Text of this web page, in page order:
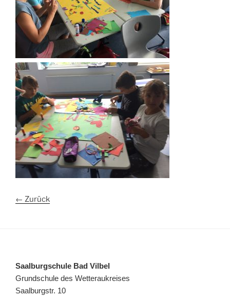
← Zurück
Saalburgschule Bad Vilbel
Grundschule des Wetteraukreises
Saalburgstr. 10